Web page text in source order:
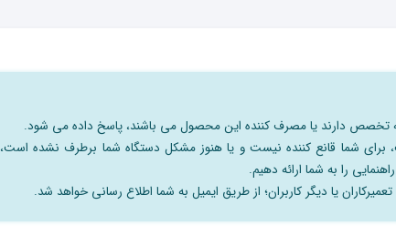
که تخصص دارند یا مصرف کننده این محصول می باشند، پاسخ داده می شود.
برای شما قانع کننده نیست و یا هنوز مشکل دستگاه شما برطرف نشده است،
را به شما ارائه دهیم.
یا دیگر کاربران؛ از طریق ایمیل به شما اطلاع رسانی خواهد شد.